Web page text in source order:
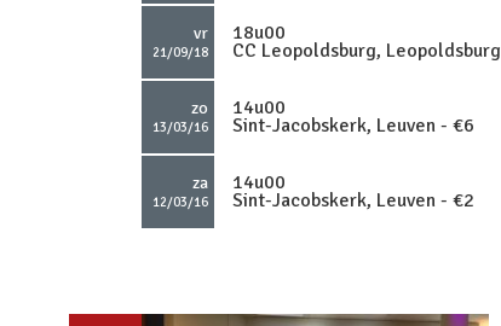
vr
21/09/18
18u00
CC Leopoldsburg, Leopoldsburg
zo
13/03/16
14u00
Sint-Jacobskerk, Leuven - €6
za
12/03/16
14u00
Sint-Jacobskerk, Leuven - €2